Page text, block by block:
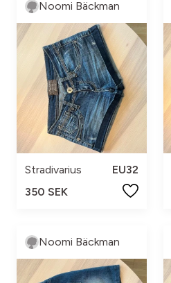
Noomi Bäckman
Stradivarius
EU32
350 SEK
Noomi Bäckman